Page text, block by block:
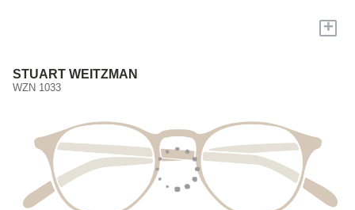
+
STUART WEITZMAN
WZN 1033